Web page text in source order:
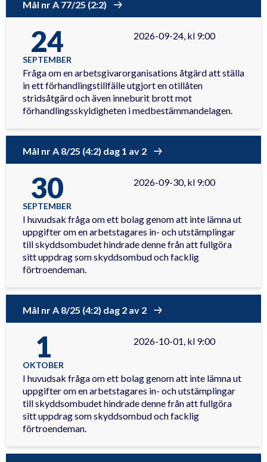
Mål nr A 77/25 (2:2)
24
SEPTEMBER
2026-09-24, kl 9:00
Fråga om en arbetsgivarorganisations åtgärd att ställa
in ett förhandlingstillfälle utgjort en otillåten
stridsåtgärd och även inneburit brott mot
förhandlingsskyldigheten i medbestämmandelagen.
Mål nr A 8/25 (4:2) dag 1 av 2
30
SEPTEMBER
2026-09-30, kl 9:00
I huvudsak fråga om ett bolag genom att inte lämna ut
uppgifter om en arbetstagares in- och utstämplingar
till skyddsombudet hindrade denne från att fullgöra
sitt uppdrag som skyddsombud och facklig
förtroendeman.
Mål nr A 8/25 (4:2) dag 2 av 2
1
OKTOBER
2026-10-01, kl 9:00
I huvudsak fråga om ett bolag genom att inte lämna ut
uppgifter om en arbetstagares in- och utstämplingar
till skyddsombudet hindrade denne från att fullgöra
sitt uppdrag som skyddsombud och facklig
förtroendeman.